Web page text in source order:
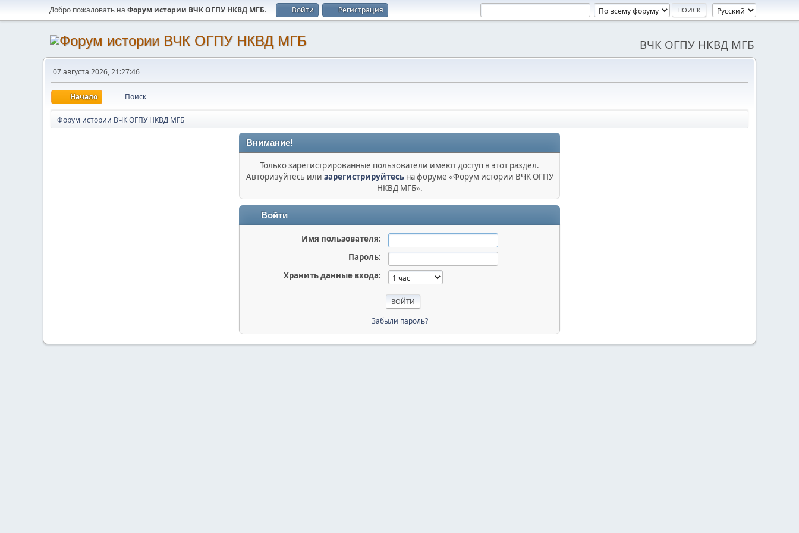
Добро пожаловать на Форум истории ВЧК ОГПУ НКВД МГБ. Войти Регистрация
ВЧК ОГПУ НКВД МГБ
07 августа 2026, 21:27:46
Начало Поиск
Форум истории ВЧК ОГПУ НКВД МГБ
Внимание!
Только зарегистрированные пользователи имеют доступ в этот раздел.
Авторизуйтесь или зарегистрируйтесьна форуме «Форум истории ВЧК ОГПУ
НКВД МГБ».
Войти
Имя пользователя:
Пароль:
Хранить данные входа:
Забыли пароль?